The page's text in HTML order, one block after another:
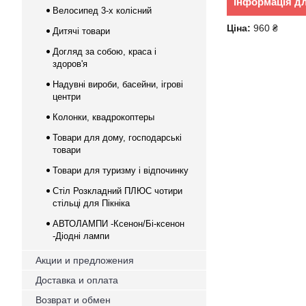
Ціна: 960 ₴
Велосипед 3-х колісний
Дитячі товари
Догляд за собою, краса і
здоров'я
Надувні вироби, басейни, ігрові
центри
Колонки, квадрокоптеры
Товари для дому, господарські
товари
Товари для туризму і відпочинку
Стіл Розкладний ПЛЮС чотири
стільці для Пікніка
АВТОЛАМПИ -Ксенон/Бі-ксенон
-Діодні лампи
Акции и предложения
Доставка и оплата
Возврат и обмен